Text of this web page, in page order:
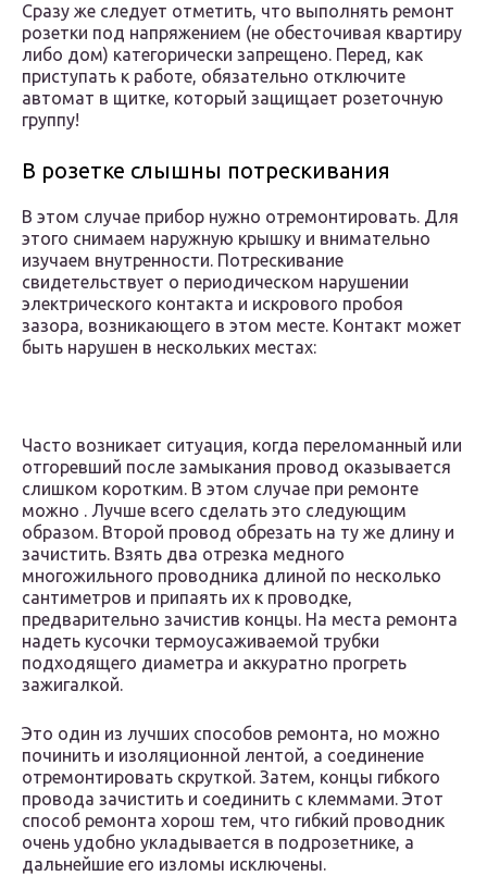
Сразу же следует отметить, что выполнять ремонт
розетки под напряжением (не обесточивая квартиру
либо дом) категорически запрещено. Перед, как
приступать к работе, обязательно отключите
автомат в щитке, который защищает розеточную
группу!
В розетке слышны потрескивания
В этом случае прибор нужно отремонтировать. Для
этого снимаем наружную крышку и внимательно
изучаем внутренности. Потрескивание
свидетельствует о периодическом нарушении
электрического контакта и искрового пробоя
зазора, возникающего в этом месте. Контакт может
быть нарушен в нескольких местах:
Часто возникает ситуация, когда переломанный или
отгоревший после замыкания провод оказывается
слишком коротким. В этом случае при ремонте
можно . Лучше всего сделать это следующим
образом. Второй провод обрезать на ту же длину и
зачистить. Взять два отрезка медного
многожильного проводника длиной по несколько
сантиметров и припаять их к проводке,
предварительно зачистив концы. На места ремонта
надеть кусочки термоусаживаемой трубки
подходящего диаметра и аккуратно прогреть
зажигалкой.
Это один из лучших способов ремонта, но можно
починить и изоляционной лентой, а соединение
отремонтировать скруткой. Затем, концы гибкого
провода зачистить и соединить с клеммами. Этот
способ ремонта хорош тем, что гибкий проводник
очень удобно укладывается в подрозетнике, а
дальнейшие его изломы исключены.